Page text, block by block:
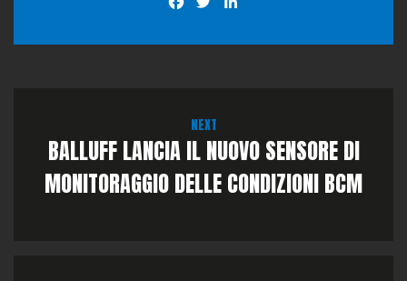
NEXT
BALLUFF LANCIA IL NUOVO SENSORE DI
MONITORAGGIO DELLE CONDIZIONI BCM